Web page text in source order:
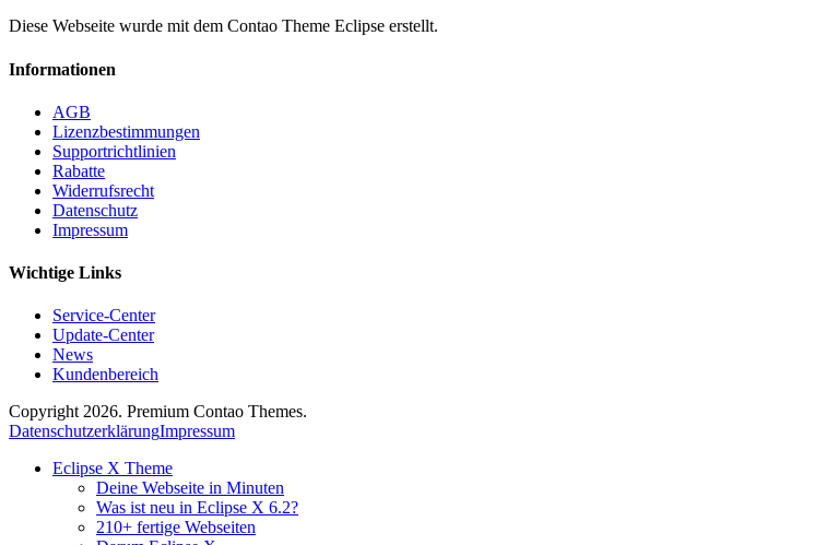
Diese Webseite wurde mit dem Contao Theme Eclipse erstellt.
Informationen
AGB
Lizenzbestimmungen
Supportrichtlinien
Rabatte
Widerrufsrecht
Datenschutz
Impressum
Wichtige Links
Service-Center
Update-Center
News
Kundenbereich
Copyright 2026. Premium Contao Themes.
DatenschutzerklärungImpressum
Eclipse X Theme
Deine Webseite in Minuten
Was ist neu in Eclipse X 6.2?
210+ fertige Webseiten